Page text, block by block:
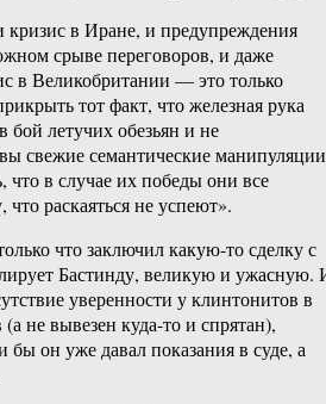
в Иране, и предупреждения
срыве переговоров, и даже
в Великобритании — это только
тот факт, что железная рука
летучих обезьян и не
свежие семантические
что в случае их победы они все
раскаяться не успеют».
что заключил какую-то сделку с
Бастинду, великую и ужасную.
уверенности у клинтонитов в
не вывезен куда-то и спрятан),
бы он уже давал показания в суде, а